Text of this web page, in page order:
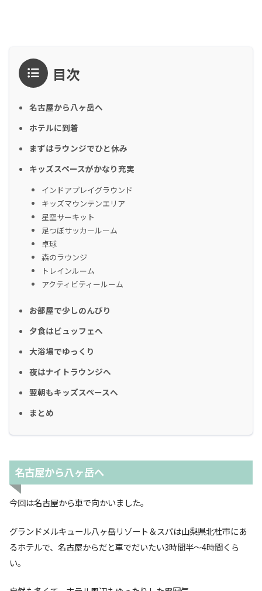
目次
名古屋から八ヶ岳へ
ホテルに到着
まずはラウンジでひと休み
キッズスペースがかなり充実
インドアプレイグラウンド
キッズマウンテンエリア
星空サーキット
足つぼサッカールーム
卓球
森のラウンジ
トレインルーム
アクティビティールーム
お部屋で少しのんびり
夕食はビュッフェへ
大浴場でゆっくり
夜はナイトラウンジへ
翌朝もキッズスペースへ
まとめ
名古屋から八ヶ岳へ
今回は名古屋から車で向かいました。
グランドメルキュール八ヶ岳リゾート＆スパは山梨県北杜市にあ
るホテルで、名古屋からだと車でだいたい3時間半〜4時間くら
い。